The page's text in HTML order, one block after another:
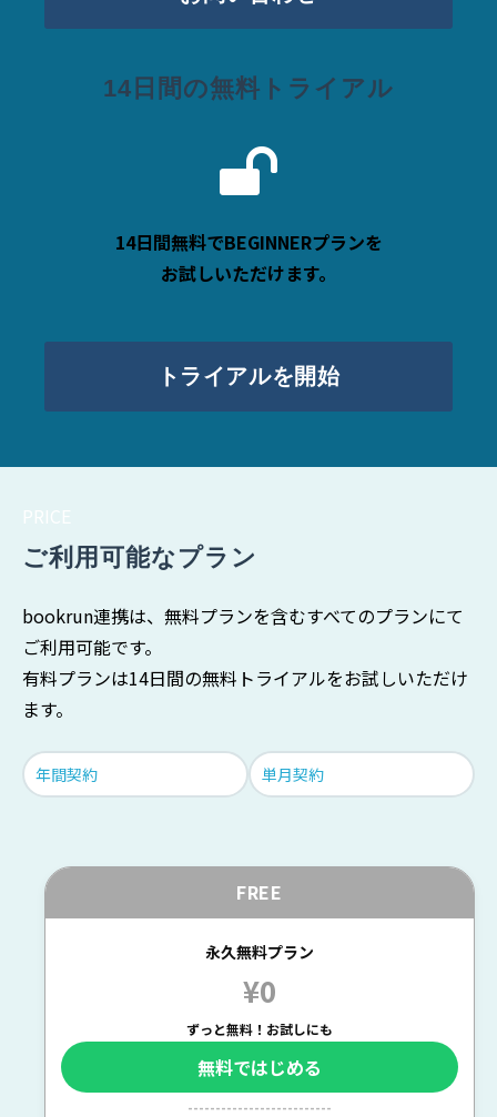
14日間の無料トライアル
14日間無料でBEGINNERプランを
お試しいただけます。
トライアルを開始
PRICE
ご利用可能なプラン
bookrun連携は、無料プランを含むすべてのプランにて
ご利用可能です。
有料プランは14日間の無料トライアルをお試しいただけ
ます。
年間契約 単月契約
FREE
永久無料プラン
¥0
ずっと無料！お試しにも
無料ではじめる
--------------------------